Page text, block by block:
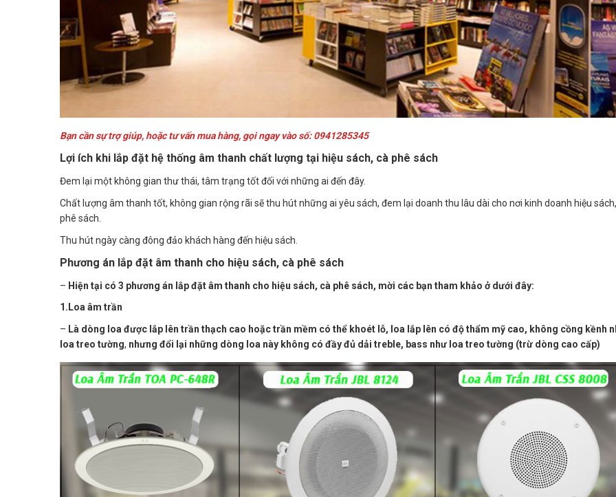
Bạn cần sự trợ giúp, hoặc tư vấn mua hàng, gọi ngay vào số: 0941285345
Lợi ích khi lắp đặt hệ thống âm thanh chất lượng tại hiệu sách, cà phê sách
Đem lại một không gian thư thái, tâm trạng tốt đối với những ai đến đây.
Chất lượng âm thanh tốt, không gian rộng rãi sẽ thu hút những ai yêu sách, đem lại doanh thu lâu dài cho nơi kinh doanh hiệu
phê sách.
Thu hút ngày càng đông đảo khách hàng đến hiệu sách.
Phương án lắp đặt âm thanh cho hiệu sách, cà phê sách
– Hiện tại có 3 phương án lắp đặt âm thanh cho hiệu sách, cà phê sách, mời các bạn tham khảo ở dưới đây:
1.Loa âm trần
– Là dòng loa được lắp lên trần thạch cao hoặc trần mềm có thể khoét lỗ, loa lắp lên có độ thẩm mỹ cao, không cồng kềnh
loa treo tường, nhưng đổi lại những dòng loa này không có đầy đủ dải treble, bass như loa treo tường (trừ dòng cao cấp)